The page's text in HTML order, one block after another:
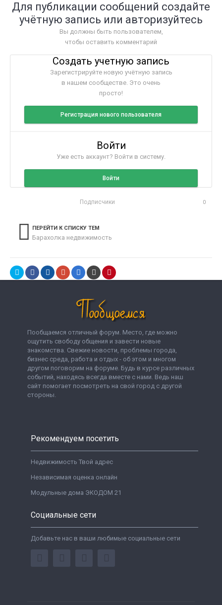
Для публикации сообщений создайте
учётную запись или авторизуйтесь
Вы должны быть пользователем,
чтобы оставить комментарий
Создать учетную запись
Зарегистрируйте новую учётную запись
в нашем сообществе. Это очень
просто!
Регистрация нового пользователя
Войти
Уже есть аккаунт? Войти в систему.
Войти
Подписчики 0
ПЕРЕЙТИ К СПИСКУ ТЕМ
Барахолка недвижимость
Пообщаемся отличный форум. Место, где можно
ощутить свободу общения и завести новые
знакомства. Свежие новости, проблемы города,
бизнес среда, работа и отдых - об этом и многом
другом поговорим на форуме. Будь в курсе различных
событий, находясь всегда вместе с нами. Ведь наш
сайт помогает посмотреть на свой город с другой
стороны.
Рекомендуем посетить
Недвижимость Твой адрес
Независимая оценка онлайн
Модульные дома ЭКОДОМ 21
Социальные сети
Добавьте нас в ваши любимые социальные сети